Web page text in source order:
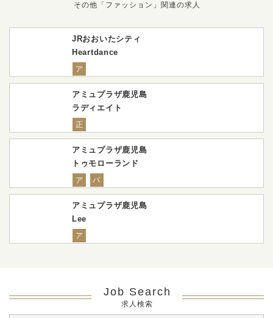
その他「ファッション」関連の求人
JRおおいたシティ
Heartdance
ア
アミュプラザ鹿児島
ラディエイト
正
アミュプラザ鹿児島
トゥモローランド
ア パ
アミュプラザ鹿児島
Lee
ア
Job Search
求人検索